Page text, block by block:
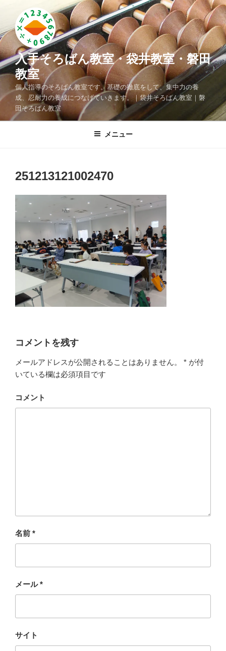
テ
ン
ツ
へ
ス
ッ
入手そろばん教室・袋井教室・磐田
教室
個人指導のそろばん教室です。基礎の徹底をして、集中力の養
成、忍耐力の養成につなげていきます。｜袋井そろばん教室｜磐
田そろばん教室
メニュー
251213121002470
コメントを残す
メールアドレスが公開されることはありません。 * が付
いている欄は必須項目です
コメント
名前 *
メール*
サイト